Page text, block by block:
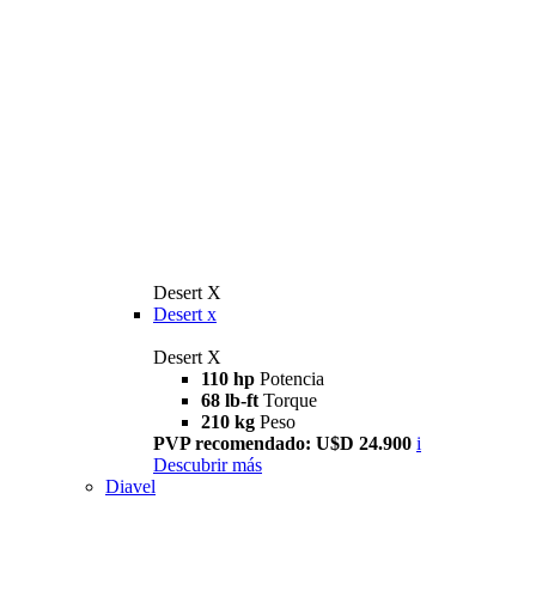
Desert X
Desert x
Desert X
110 hp Potencia
68 lb-ft Torque
210 kg Peso
PVP recomendado: U$D 24.900 i
Descubrir más
Diavel